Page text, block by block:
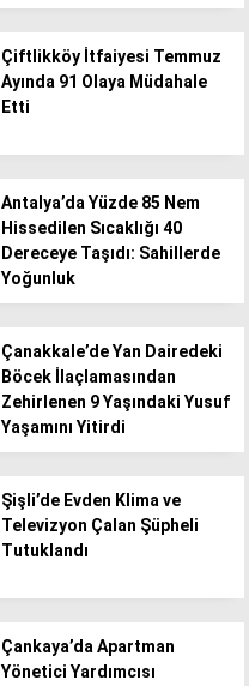
Magazin
Çiftlikköy İtfaiyesi Temmuz
Ayında 91 Olaya Müdahale
Etti
Antalya’da Yüzde 85 Nem
Hissedilen Sıcaklığı 40
Dereceye Taşıdı: Sahillerde
Yoğunluk
Çanakkale’de Yan Dairedeki
Böcek İlaçlamasından
Zehirlenen 9 Yaşındaki Yusuf
Yaşamını Yitirdi
Şişli’de Evden Klima ve
Televizyon Çalan Şüpheli
Tutuklandı
Çankaya’da Apartman
Yönetici Yardımcısı